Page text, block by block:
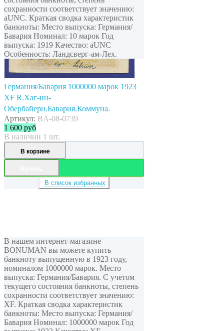
сохранности соответствует значению:
aUNC. Краткая сводка характеристик
банкноты: Место выпуска: Германия/
Бавария Номинал: 10 марок Год
выпуска: 1919 Качество: aUNC
Особенность: Ландсверг-ам-Лех.
Германия/Бавария 1000000 марок 1923
XF R.Хаг-ин-
Обербайерн.Бавария.Коммуна.
Артикул: BA-08-0739
1 600 руб
В наличии 1 шт.
В корзине
В список избранных
В нашем интернет-магазине
BONUMAN вы можете купить
банкноту выпущенную в 1923 году,
номиналом 1000000 марок. Место
выпуска: Германия/Бавария. С учетом
текущего состояния банкноты, степень
сохранности соответствует значению:
XF. Краткая сводка характеристик
банкноты: Место выпуска: Германия/
Бавария Номинал: 1000000 марок Год